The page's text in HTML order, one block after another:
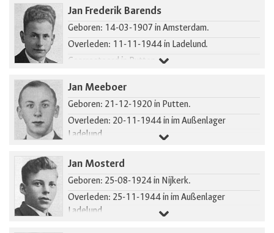
Jan Frederik Barends
Geboren: 14-03-1907 in Amsterdam.
Overleden: 11-11-1944 in Ladelund.
Gearresteerd in Putten.
Jan Meeboer
Geboren: 21-12-1920 in Putten.
Overleden: 20-11-1944 in im Außenlager
Ladelund.
Jan Mosterd
Geboren: 25-08-1924 in Nijkerk.
Overleden: 25-11-1944 in im Außenlager
Ladelund.